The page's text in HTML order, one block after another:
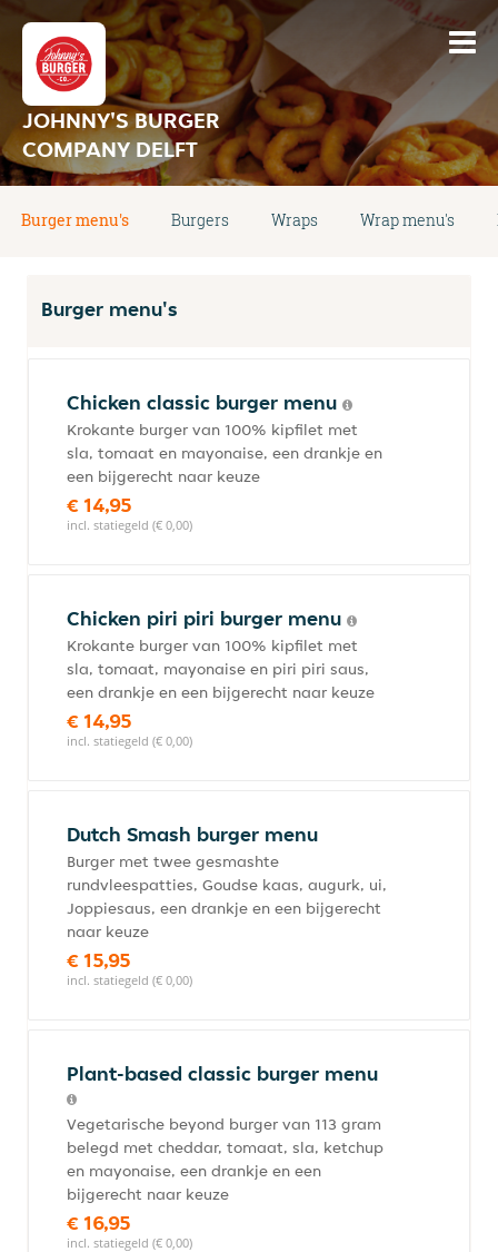
JOHNNY'S BURGER
COMPANY DELFT
Burger menu's Burgers Wraps Wrap menu's
Burger menu's
Chicken classic burger menu
Krokante burger van 100% kipfilet met
sla, tomaat en mayonaise, een drankje en
een bijgerecht naar keuze
€ 14,95
incl. statiegeld (€ 0,00)
Chicken piri piri burger menu
Krokante burger van 100% kipfilet met
sla, tomaat, mayonaise en piri piri saus,
een drankje en een bijgerecht naar keuze
€ 14,95
incl. statiegeld (€ 0,00)
Dutch Smash burger menu
Burger met twee gesmashte
rundvleespatties, Goudse kaas, augurk, ui,
Joppiesaus, een drankje en een bijgerecht
naar keuze
€ 15,95
incl. statiegeld (€ 0,00)
Plant-based classic burger menu
Vegetarische beyond burger van 113 gram
belegd met cheddar, tomaat, sla, ketchup
en mayonaise, een drankje en een
bijgerecht naar keuze
€ 16,95
incl. statiegeld (€ 0,00)